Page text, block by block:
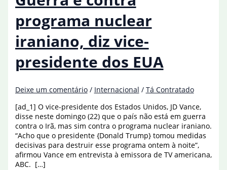
programa nuclear
iraniano, diz vice-
presidente dos EUA
Deixe um comentário / Internacional / Tá Contratado
[ad_1] O vice-presidente dos Estados Unidos, JD Vance,
disse neste domingo (22) que o país não está em guerra
contra o Irã, mas sim contra o programa nuclear iraniano.
“Acho que o presidente {Donald Trump} tomou medidas
decisivas para destruir esse programa ontem à noite”,
afirmou Vance em entrevista à emissora de TV americana,
ABC. […]